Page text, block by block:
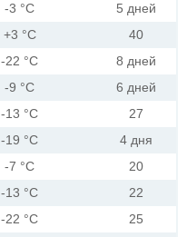
-3 °С
5 дней
+3 °С
40
-22 °С
8 дней
-9 °С
6 дней
-13 °С
27
-19 °С
4 дня
-7 °С
20
-13 °С
22
-22 °С
25